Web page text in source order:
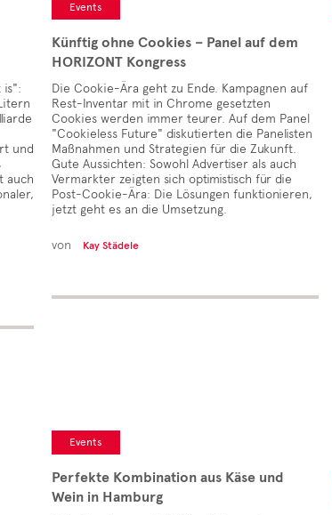
is":
und
auch
Events
Künftig ohne Cookies – Panel auf dem
HORIZONT Kongress
Die Cookie-Ära geht zu Ende. Kampagnen auf
Rest-Inventar mit in Chrome gesetzten
Cookies werden immer teurer. Auf dem Panel
"Cookieless Future" diskutierten die Panelisten
Maßnahmen und Strategien für die Zukunft.
Gute Aussichten: Sowohl Advertiser als auch
Vermarkter zeigten sich optimistisch für die
Post-Cookie-Ära: Die Lösungen funktionieren,
jetzt geht es an die Umsetzung.
von Kay Städele
Events
Perfekte Kombination aus Käse und
Wein in Hamburg